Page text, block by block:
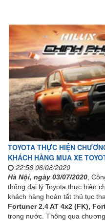
TOYOTA THỰC HIỆN
KHÁCH HÀNG MUA XE
22:56 06/08/2020
Hà Nội, ngày 03/07/2020 ,
thống đại lý Toyota thực hiện
khách hàng hoàn tất thủ tục
Fortuner 2.4 AT 4x2 (FK),
trong nước. Thông qua